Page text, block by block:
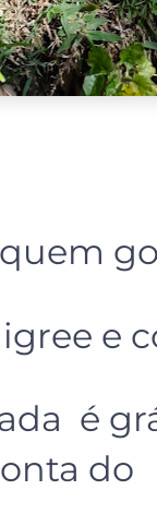
e
é
do